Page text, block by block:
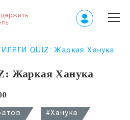
QUIZ: Жаркая Ханука
Жаркая Ханука
#Ханука